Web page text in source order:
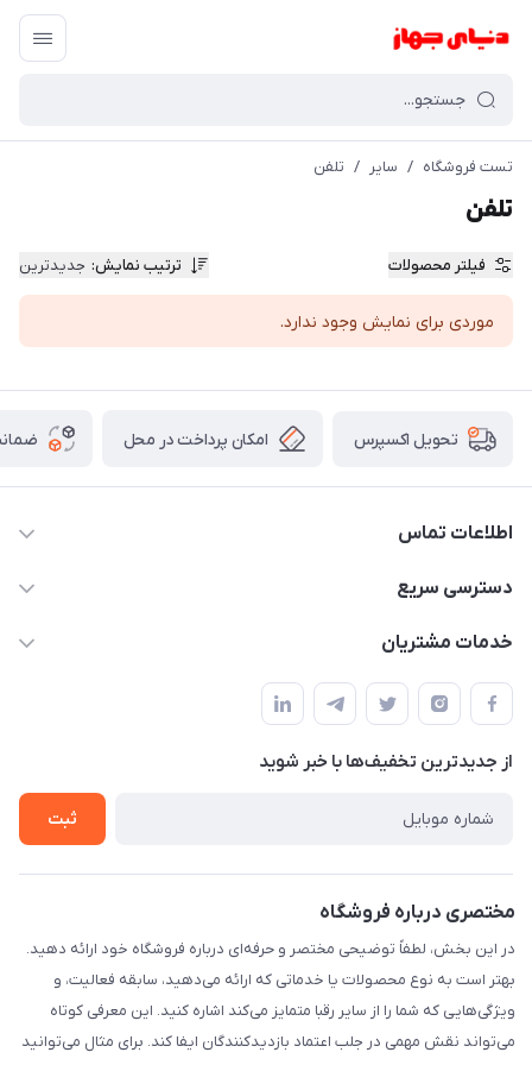
تست فروشگاه / سایر / تلفن
تلفن
فیلتر محصولات ترتیب نمایش: جدیدترین
موردی برای نمایش وجود ندارد.
تحویل اکسپرس امکان پرداخت در محل
اطلاعات تماس
۰۲۱۰۰۰۰۰۰۰۰
دسترسی سریع
حساب کاربری
لیست محصولات
درباره ما
خدمات مشتریان
قوانین و مقررات
حریم خصوصی
راهنما
از جدید‌ترین تخفیف‌ها با‌ خبر شوید
ثبت
مختصری درباره فروشگاه
در این بخش، لطفاً توضیحی مختصر و حرفه‌ای درباره فروشگاه خود ارائه دهید.
بهتر است به نوع محصولات یا خدماتی که ارائه می‌دهید، سابقه فعالیت، و
ویژگی‌هایی که شما را از سایر رقبا متمایز می‌کند اشاره کنید. این معرفی کوتاه
می‌تواند نقش مهمی در جلب اعتماد بازدیدکنندگان ایفا کند. برای مثال می‌توانید